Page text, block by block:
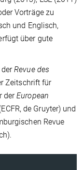
Vorträge zu
und Englisch,
über gute
derRevue des
Zeitschrift für
derEuropean
de Gruyter) und
Revue